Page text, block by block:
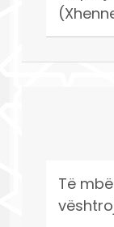
Të